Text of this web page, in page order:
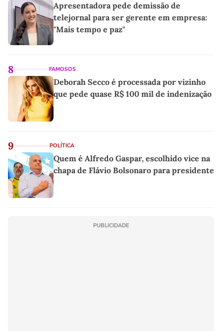
Apresentadora pede demissão de
telejornal para ser gerente em empresa:
"Mais tempo e paz"
8 FAMOSOS
Deborah Secco é processada por vizinho
que pede quase R$ 100 mil de indenização
9 POLÍTICA
Quem é Alfredo Gaspar, escolhido vice na
chapa de Flávio Bolsonaro para presidente
PUBLICIDADE